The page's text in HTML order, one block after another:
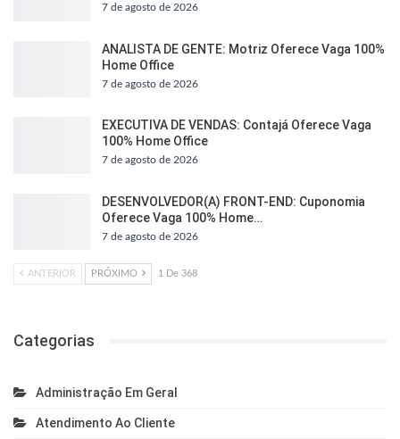
7 de agosto de 2026
ANALISTA DE GENTE: Motriz Oferece Vaga 100%
Home Office
7 de agosto de 2026
EXECUTIVA DE VENDAS: Contajá Oferece Vaga
100% Home Office
7 de agosto de 2026
DESENVOLVEDOR(A) FRONT-END: Cuponomia
Oferece Vaga 100% Home…
7 de agosto de 2026
ANTERIOR PRÓXIMO 1 De 368
Categorias
Administração Em Geral
Atendimento Ao Cliente